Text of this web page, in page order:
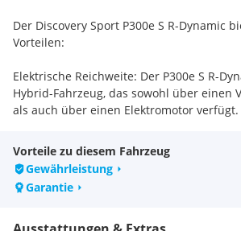
Der Discovery Sport P300e S R-Dynamic
Vorteilen:
Elektrische Reichweite: Der P300e S R-
Hybrid-Fahrzeug, das sowohl über einen
als auch über einen Elektromotor
Alltag ausreicht, um Kurzstrecken rein
zurückzulegen. Dies ermöglicht eine
vom Verbrennungsmotor und trägt zur
Emissionen bei.
Vorteile zu diesem Fahrzeug
Gewährleistung
Garantie